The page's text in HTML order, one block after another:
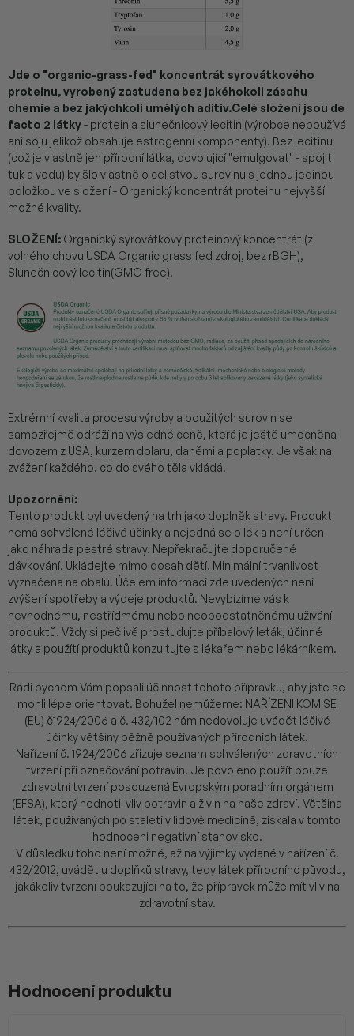
Jde o "organic-grass-fed" koncentrát syrovátkového
proteinu, vyrobený zastudena bez jakéhokoli zásahu
chemie a bez jakýchkoli umělých aditiv.Celé složení jsou de
facto 2 látky- protein a slunečnicový lecitin (výrobce nepoužívá
ani sóju jelikož obsahuje estrogenní komponenty). Bez lecitinu
(což je vlastně jen přírodní látka, dovolující "emulgovat" - spojit
tuk a vodu) by šlo vlastně o celistvou surovinu s jednou jedinou
položkou ve složení - Organický koncentrát proteinu nejvyšší
možné kvality.
SLOŽENÍ: Organický syrovátkový proteinový koncentrát (z
volného chovu USDA Organic grass fed zdroj, bez rBGH),
Slunečnicový lecitin(GMO free).
Extrémní kvalita procesu výroby a použitých surovin se
samozřejmě odráží na výsledné ceně, která je ještě umocněna
dovozem z USA, kurzem dolaru, daněmi a poplatky. Je však na
zvážení každého, co do svého těla vkládá.
Upozornění:
Tento produkt byl uvedený na trh jako doplněk stravy. Produkt
nemá schválené léčivé účinky a nejedná se o lék a není určen
jako náhrada pestré stravy. Nepřekračujte doporučené
dávkování. Ukládejte mimo dosah dětí. Minimální trvanlivost
vyznačena na obalu. Účelem informací zde uvedených není
zvýšení spotřeby a výdeje produktů. Nevybízíme vás k
nevhodnému, nestřídmému nebo neopodstatněnému užívání
produktů. Vždy si pečlivě prostudujte příbalový leták, účinné
látky a použítí produktů konzultujte s lékařem nebo lékárníkem.
Rádi bychom Vám popsali účinnost tohoto přípravku, aby jste se
mohli lépe orientovat. Bohužel nemůžeme: NAŘÍZENI KOMISE
(EU) č1924/2006 a č. 432/102 nám nedovoluje uvádět léčivé
účinky většiny běžně používaných přírodních látek.
Nařízení č. 1924/2006 zřizuje seznam schválených zdravotních
tvrzení při označování potravin. Je povoleno použít pouze
zdravotní tvrzení posouzená Evropským poradním orgánem
(EFSA), který hodnotil vliv potravin a živin na naše zdraví. Většina
látek, používaných po staletí v lidové medicíně, získala v tomto
hodnoceni negativní stanovisko.
V důsledku toho není možné, až na výjimky vydané v nařízení č.
432/2012, uvádět u doplňků stravy, tedy látek přírodního původu,
jakákoliv tvrzení poukazující na to, že přípravek může mít vliv na
zdravotní stav.
Hodnocení produktu